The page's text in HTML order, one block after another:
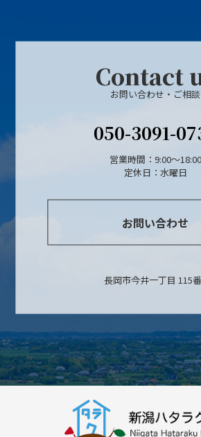
Contact
お問い合わせ・ご相談
050-3091-
営業時間：9:00～18:00
定休日：水曜日
お問い合わせ
長岡市今井一丁目 115